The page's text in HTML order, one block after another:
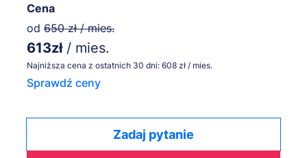
Cena
od 650 zł / mies.
613zł / mies.
Najniższa cena z ostatnich 30 dni: 608 zł / mies.
Sprawdź ceny
Zadaj pytanie